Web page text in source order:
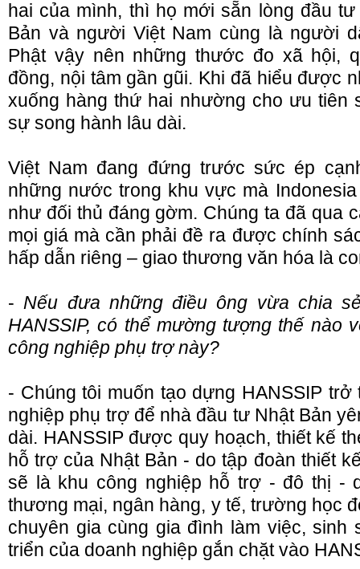
hai của mình, thì họ mới sẵn lòng đầu
Bản và người Việt Nam cùng là người
Phật vậy nên những thước đo xã hội,
đồng, nội tâm gần gũi. Khi đã hiểu được
xuống hàng thứ hai nhường cho ưu tiên
sự song hành lâu dài.
Việt Nam đang đứng trước sức ép
những nước trong khu vực mà
như đối thủ đáng gờm. Chúng ta đã qua
mọi giá mà cần phải đề ra được chính
hấp dẫn riêng – giao thương văn hóa là
- Nếu đưa những điều ông vừa chia
HANSSIP, có thể mường tượng thế nào
công nghiệp phụ trợ này?
- Chúng tôi muốn tạo dựng HANSSIP
nghiệp phụ trợ để nhà đầu tư Nhật Bản
dài. HANSSIP được quy hoạch, thiết kế
hỗ trợ của Nhật Bản - do tập đoàn thiết
sẽ là khu công nghiệp hỗ trợ - đô thị -
thương mại, ngân hàng, y tế, trường học
chuyên gia cùng gia đình làm việc, sinh
triển của doanh nghiệp gắn chặt vào